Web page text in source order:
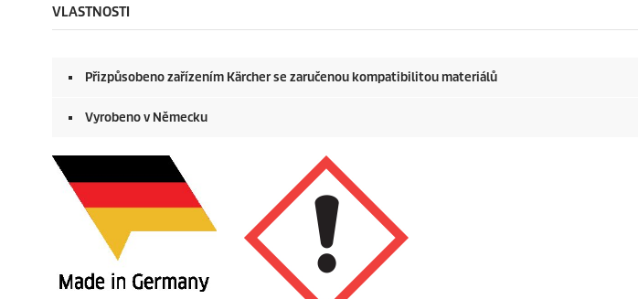
VLASTNOSTI
Přizpůsobeno zařízením Kärcher se zaručenou kompatibilitou materiálů
Vyrobeno v Německu